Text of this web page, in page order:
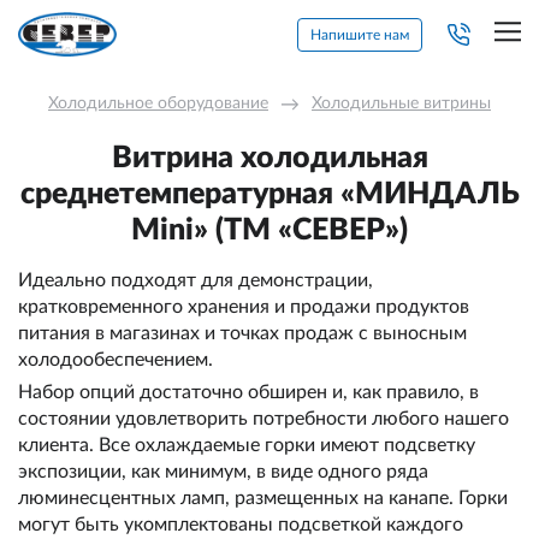
Напишите нам
Холодильное оборудование → Холодильные витрины
Витрина холодильная
среднетемпературная «МИНДАЛЬ
Mini» (ТМ «СЕВЕР»)
Идеально подходят для демонстрации,
кратковременного хранения и продажи продуктов
питания в магазинах и точках продаж с выносным
холодообеспечением.
Набор опций достаточно обширен и, как правило, в
состоянии удовлетворить потребности любого нашего
клиента. Все охлаждаемые горки имеют подсветку
экспозиции, как минимум, в виде одного ряда
люминесцентных ламп, размещенных на канапе. Горки
могут быть укомплектованы подсветкой каждого